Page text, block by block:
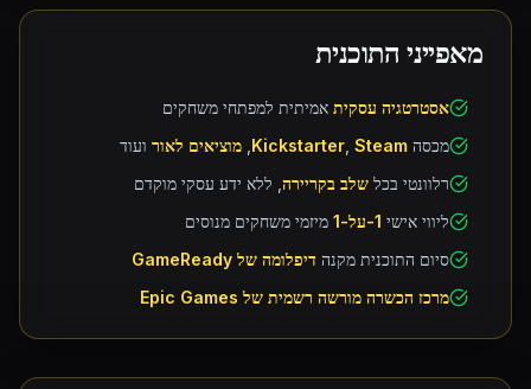
מאפייני התוכנית
אסטרטגיה עסקית אמיתית למפתחי משחקים
מכסה
Kickstarter Steam מוציאים לאור ועוד
רלוונטי בכל שלב בקריירה , ללא ידע עסקי מוקדם
ליווי אישי 1-על-1
מיזמי משחקים מנוסים
סיום התוכנית מקנה דיפלומה של GameReady
מרכז הכשרה מורשה רשמית של Epic Games